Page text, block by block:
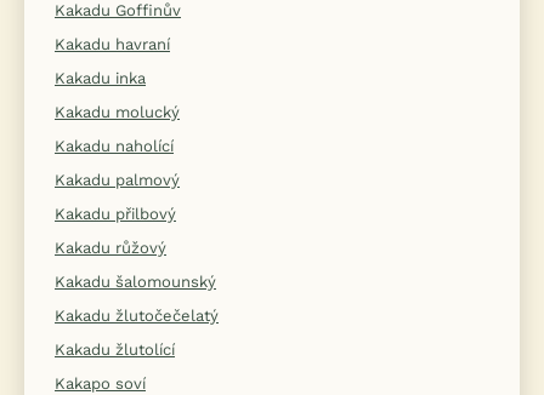
Kakadu Goffinův
Kakadu havraní
Kakadu inka
Kakadu molucký
Kakadu naholící
Kakadu palmový
Kakadu přilbový
Kakadu růžový
Kakadu šalomounský
Kakadu žlutočečelatý
Kakadu žlutolící
Kakapo soví